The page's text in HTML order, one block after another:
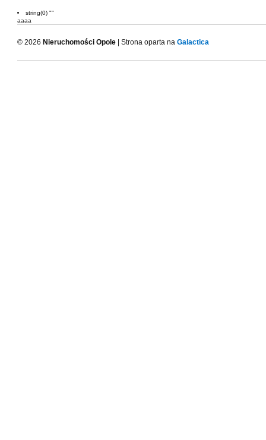
string(0) ""
aaaa
© 2026 Nieruchomości Opole | Strona oparta na Galactica